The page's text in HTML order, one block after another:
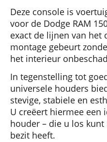
Deze console is
voor de Dodge RAM
exact de lijnen van het
montage gebeurt
het interieur
In tegenstelling tot
universele houders
stevige, stabiele en
U creëert hiermee een
houder – die u los
bezit heeft.